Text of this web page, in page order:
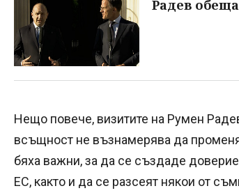
Радев
Нещо повече, визитите на Румен
всъщност не възнамерява да
бяха важни, за да се създаде
ЕС, както и да се разсеят някои от